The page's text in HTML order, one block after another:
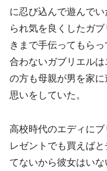
に忍び込んで遊んで
られ気を良くしたガ
きまで手伝ってもら
合わないガブリエル
の方も母親が男を家
思いをしていた。
高校時代のエディに
レゼントでも買えば
てないから彼女はい